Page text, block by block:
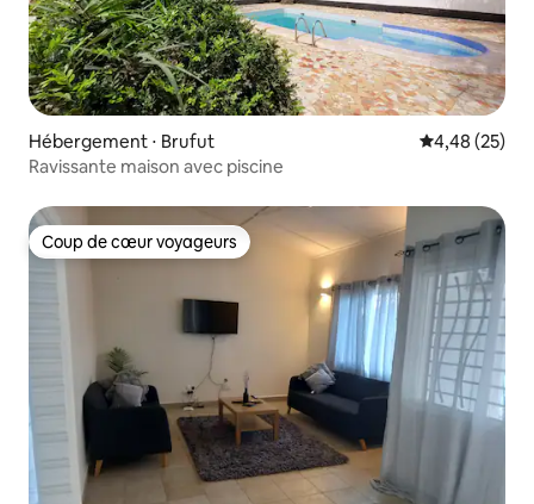
Hébergement ⋅ Brufut Évaluation
4,48 (25)
Ravissante maison avec piscine
Coup de cœur voyageurs
Coup de cœur voyageurs